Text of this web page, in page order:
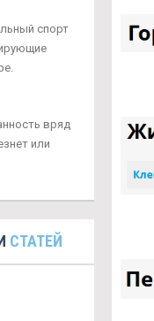
спорт
вряд
или
СТАТЕЙ